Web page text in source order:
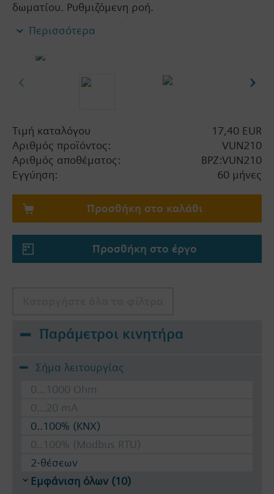
δωματίου. Ρυθμιζόμενη ροή.
Επιτρεπτά μέσα: νερό (κατά VDI 2035), νερό με
αντιπαγετικό
Σημαντική πληροφορία
Οι βάνες μπορούν να συνδυαστούν με τους
Περισσότερα
Τιμή καταλόγου
17,40 EUR
Αριθμός προϊόντος:
VUN210
Αριθμός αποθέματος:
BPZ:VUN210
Εγγύηση:
60 μήνες
Προσθήκη στο καλάθι
Προσθήκη στο έργο
Παράμετροι κινητήρα
Σήμα λειτουργίας
0...1000 Ohm
0...20 mA
0..100% (KNX)
0..100% (Modbus RTU)
2-θέσεων
Εμφάνιση όλων (10)